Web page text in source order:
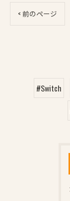
< 前のページ
#Switch